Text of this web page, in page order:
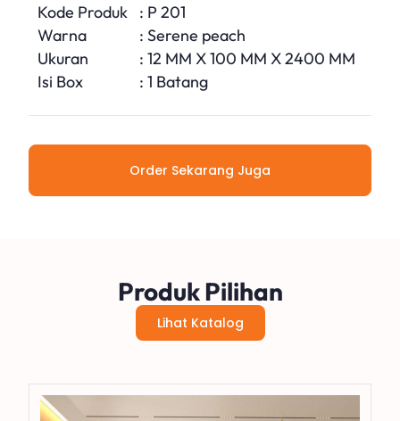
Kode Produk
: P 201
Warna
: Serene peach
Ukuran
: 12 MM X 100 MM X 2400 MM
Isi Box
: 1 Batang
Order Sekarang Juga
Produk Pilihan
Lihat Katalog